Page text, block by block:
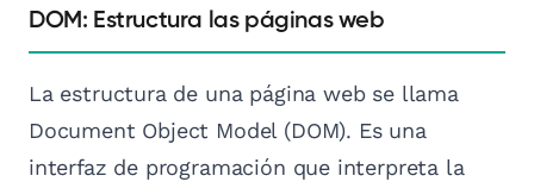
DOM: Estructura las páginas web
La estructura de una página web se llama
Document Object Model (DOM). Es una
interfaz de programación que interpreta la